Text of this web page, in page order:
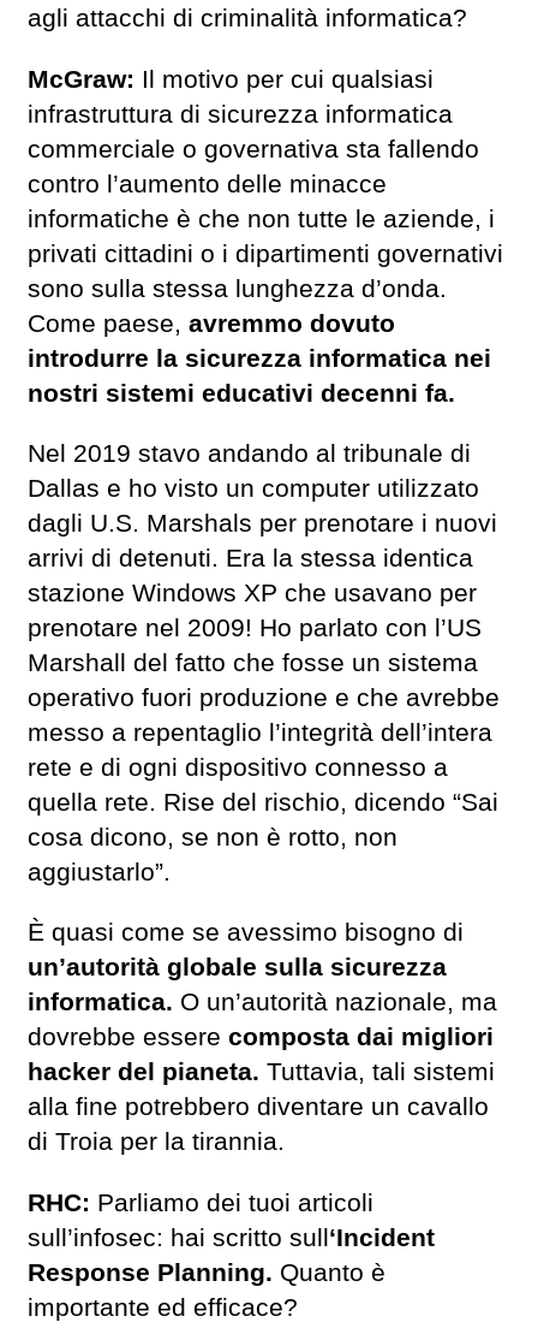
agli attacchi di criminalità informatica?
McGraw: Il motivo per cui qualsiasi
infrastruttura di sicurezza informatica
commerciale o governativa sta fallendo
contro l’aumento delle minacce
informatiche è che non tutte le aziende, i
privati ​​cittadini o i dipartimenti governativi
sono sulla stessa lunghezza d’onda.
Come paese, avremmo dovuto
introdurre la sicurezza informatica nei
nostri sistemi educativi decenni fa.
Nel 2019 stavo andando al tribunale di
Dallas e ho visto un computer utilizzato
dagli U.S. Marshals per prenotare i nuovi
arrivi di detenuti. Era la stessa identica
stazione Windows XP che usavano per
prenotare nel 2009! Ho parlato con l’US
Marshall del fatto che fosse un sistema
operativo fuori produzione e che avrebbe
messo a repentaglio l’integrità dell’intera
rete e di ogni dispositivo connesso a
quella rete. Rise del rischio, dicendo “Sai
cosa dicono, se non è rotto, non
aggiustarlo”.
È quasi come se avessimo bisogno di
un’autorità globale sulla sicurezza
informatica. O un’autorità nazionale, ma
dovrebbe essere composta dai migliori
hacker del pianeta. Tuttavia, tali sistemi
alla fine potrebbero diventare un cavallo
di Troia per la tirannia.
RHC: Parliamo dei tuoi articoli
sull’infosec: hai scritto sull‘Incident
Response Planning. Quanto è
importante ed efficace?